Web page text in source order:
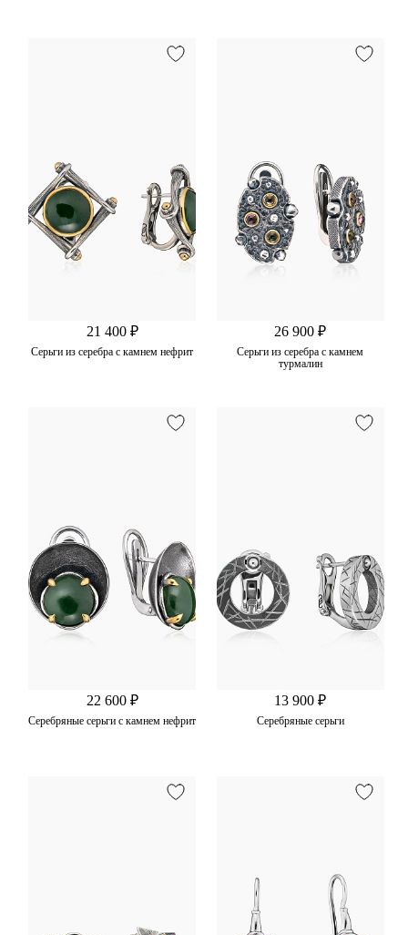
21 400 ₽
Серьги из серебра с камнем нефрит
26 900 ₽
Серьги из серебра с камнем
турмалин
22 600 ₽
Серебряные серьги с камнем нефрит
13 900 ₽
Серебряные серьги